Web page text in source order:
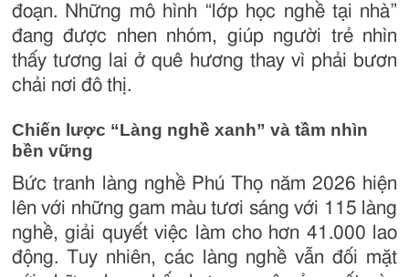
đoạn. Những mô hình “lớp học nghề tại nhà”
đang được nhen nhóm, giúp người trẻ nhìn
thấy tương lai ở quê hương thay vì phải bươn
chải nơi đô thị.
Chiến lược “Làng nghề xanh” và tầm nhìn
bền vững
Bức tranh làng nghề Phú Thọ năm 2026 hiện
lên với những gam màu tươi sáng với 115 làng
nghề, giải quyết việc làm cho hơn 41.000 lao
động. Tuy nhiên, các làng nghề vẫn đối mặt